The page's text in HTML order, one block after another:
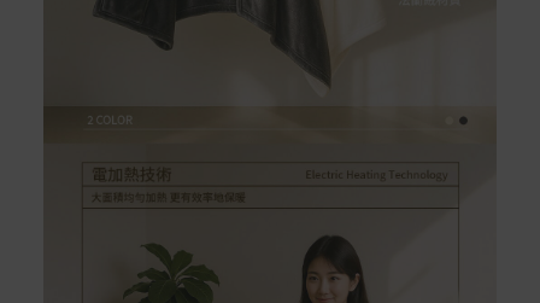
如有相關退換貨服務需求，您可以透過專線或服務信箱聯
配送服務
運宅配到府。
Acer旗下品牌商品除可宅配配送全台各地外，部分商品可
在消費者完成訂單付款後兩個工作天內會安排訂單出貨，